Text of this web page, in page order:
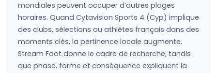
mondiales peuvent occuper d’autres plages
horaires. Quand Cytavision Sports 4 (Cyp) implique
des clubs, sélections ou athlètes français dans des
moments clés, la pertinence locale augmente.
Stream Foot donne le cadre de recherche, tandis
que phase, forme et conséquence expliquent la